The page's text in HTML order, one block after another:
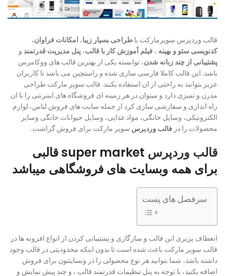
قالب وردپرس سوپرمارکت با طراحی بسیار زیبا، امکانات فراوان،
کدنویسی سئو و بهینه ، فیلم آموزش کار با قالب، پنل مدیریت قدرتمند و
پشتیبانی از چند زبانه شدن، توانسته یکی از بهترین قالب های ووکامرس
باشد. این قالب کاملا فارسی سازی شده و راستچین می باشد تا کاربران
عزیز بتوانند به راحتی از ان استفاده بکنند. قالب سوپر مارکت طراحی
مدرن و تمیزی دارد و میتوان در هر زمینه ای فروشگاه های اینترنتی را با ان
راه اندازی و سفارشی سازی کرد از جمله سایت های فروش لباس، لوازم
الکترونیکی، وسایل خانگی، مواد غذایی، وسایل حیوانات خانگی وسایر
محصولات را در قالب وردپرس سوپر مارکت برای فروش گزاشت.
قالب وردپرس
super market قالبی
برای همه وبسایت های فروشگاهی میباشد
سرفصل های پست
انعطاف پزیری این قالب و سازگاری و پشتیبانی کردن از انواع افزونه ها در
قالب سوپر مارکت باعث شده است تا بدون اینکه محدودیتی در قالب وجود
داشته باشد، شما بتوانید هر نوع محصولی را در وبسایتتون برای فروش
اضافه بکنید، با توجه به پنل تنظیمات قدرتمند قالب ، و چند پیش نمایش و